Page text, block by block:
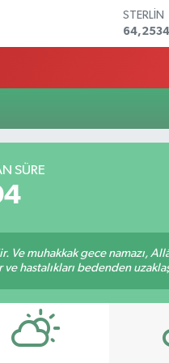
STERLİN
64,2534
GRAM
DOLAR
SÜRE
muhakkak gece namazı,
hastalıkları bedenden